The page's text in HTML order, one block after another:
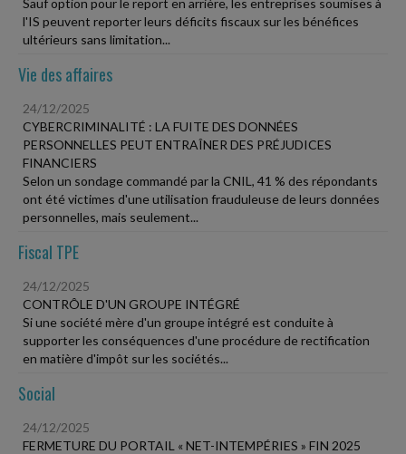
Sauf option pour le report en arrière, les entreprises soumises à
l'IS peuvent reporter leurs déficits fiscaux sur les bénéfices
ultérieurs sans limitation...
Vie des affaires
24/12/2025
CYBERCRIMINALITÉ : LA FUITE DES DONNÉES
PERSONNELLES PEUT ENTRAÎNER DES PRÉJUDICES
FINANCIERS
Selon un sondage commandé par la CNIL, 41 % des répondants
ont été victimes d'une utilisation frauduleuse de leurs données
personnelles, mais seulement...
Fiscal TPE
24/12/2025
CONTRÔLE D'UN GROUPE INTÉGRÉ
Si une société mère d'un groupe intégré est conduite à
supporter les conséquences d'une procédure de rectification
en matière d'impôt sur les sociétés...
Social
24/12/2025
FERMETURE DU PORTAIL « NET-INTEMPÉRIES » FIN 2025